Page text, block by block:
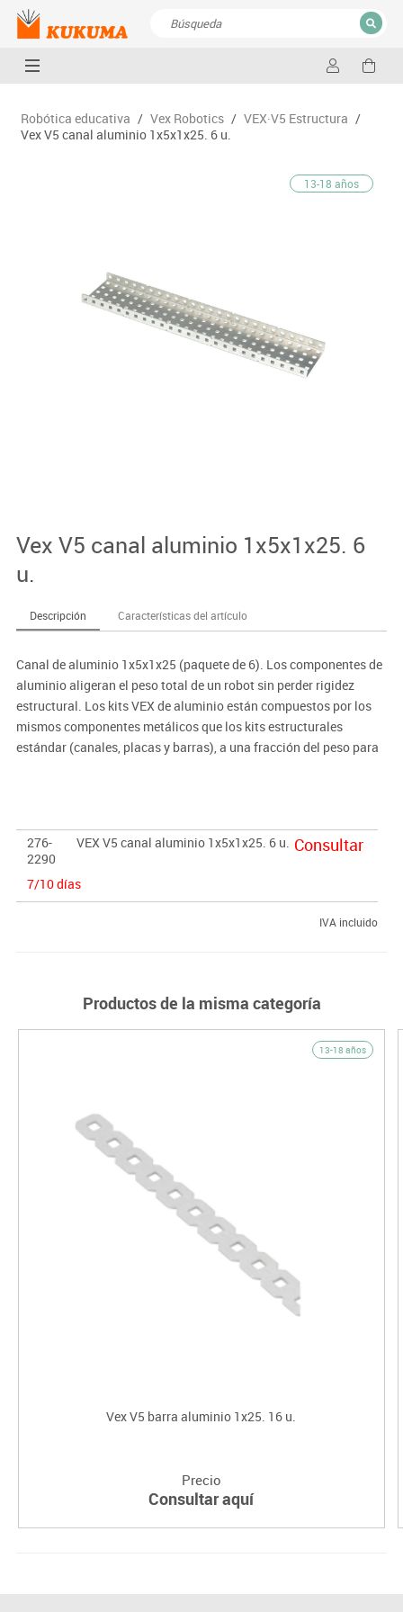
CERRAR
Robótica educativa / Vex Robotics / VEX·V5 Estructura /
Vex V5 canal aluminio 1x5x1x25. 6 u.
13-18 años
Vex V5 canal aluminio 1x5x1x25. 6
u.
Descripción Características del artículo
Canal de aluminio 1x5x1x25 (paquete de 6). Los componentes de
aluminio aligeran el peso total de un robot sin perder rigidez
estructural. Los kits VEX de aluminio están compuestos por los
mismos componentes metálicos que los kits estructurales
estándar (canales, placas y barras), a una fracción del peso para
 Disponibles en kits o en multi-paquetes de una sola pieza.
276-
2290
VEX V5 canal aluminio 1x5x1x25. 6 u.
7/10 días
Consultar
IVA incluido
Productos de la misma categoría
13-18 años
Vex V5 barra aluminio 1x25. 16 u.
Precio
Consultar aquí